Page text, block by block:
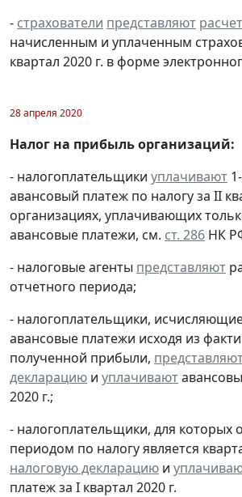
- страхователи представляют
начисленным и уплаченным
квартал 2020 г. в форме
28 апреля 2020
Налог на прибыль организаций:
- налогоплательщики уплачивают
авансовый платеж по налогу за II
организациях, уплачивающих
авансовые платежи, см. ст. 286 НК
- налоговые агенты представляют
отчетного периода;
- налогоплательщики,
авансовые платежи исходя из
полученной прибыли,
декларацию и уплачивают
2020 г.;
- налогоплательщики, для которых
периодом по налогу является
налоговую декларацию и
платеж за I квартал 2020 г.